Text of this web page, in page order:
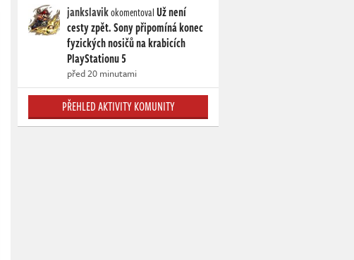
jankslavikokomentovalUž není
cesty zpět. Sony připomíná konec
fyzických nosičů na krabicích
PlayStationu 5
před 20 minutami
PŘEHLED AKTIVITY KOMUNITY